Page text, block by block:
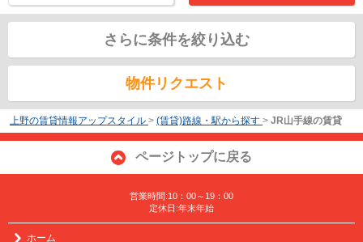
さらに条件を絞り込む
物件リクエスト
上野の賃貸情報アップスタイル > (賃貸)路線・駅から探す > JR山手線の賃貸
ページトップに戻る
営業時間:10：00～19：00
定休日:年末年始
ホーム